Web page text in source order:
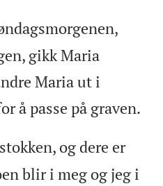
gikk Maria
Maria ut i
å passe på graven.
og dere er
blir i meg og jeg i